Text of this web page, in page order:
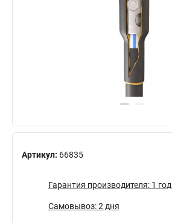
Артикул: 66835
Гарантия производителя: 1 год
Самовывоз: 2 дня